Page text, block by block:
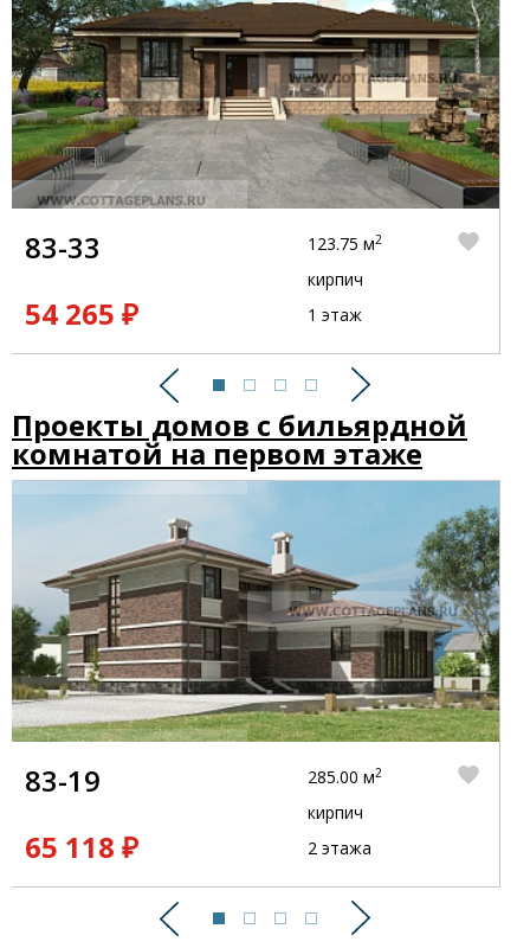
Предыдущий Следующий
83-33
54 265 ₽
123.75 м2
кирпич
1 этаж
Проекты домов с бильярдной
комнатой на первом этаже
Предыдущий Следующий
83-19
65 118 ₽
285.00 м2
кирпич
2 этажа